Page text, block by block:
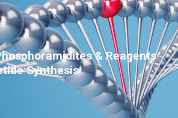
& Reagents
Synthesis